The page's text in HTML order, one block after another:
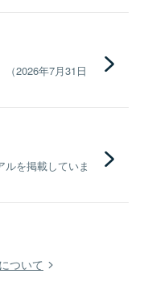
2026年7月31日
を掲載していま
ついて